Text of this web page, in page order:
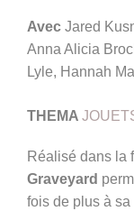
Avec Jared
Anna Alicia
Lyle, Hannah
THEMA
Réalisé dans la
Graveyard
fois de plus à